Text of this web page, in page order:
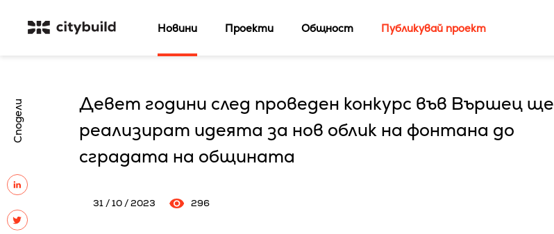
Новини Проекти Общност Публикувай проект
Сподели
Девет години след проведен конкурс във Вършец ще
реализират идеята за нов облик на фонтана до
сградата на общината
31 / 10 / 2023 296